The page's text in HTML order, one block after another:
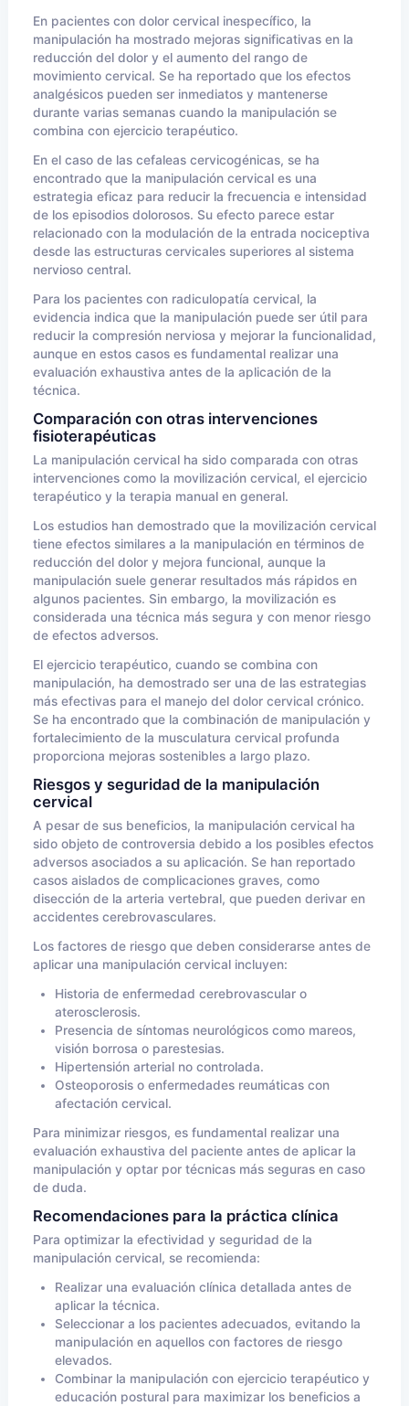
En pacientes con dolor cervical inespecífico, la
manipulación ha mostrado mejoras significativas en la
reducción del dolor y el aumento del rango de
movimiento cervical. Se ha reportado que los efectos
analgésicos pueden ser inmediatos y mantenerse
durante varias semanas cuando la manipulación se
combina con ejercicio terapéutico.
En el caso de las cefaleas cervicogénicas, se ha
encontrado que la manipulación cervical es una
estrategia eficaz para reducir la frecuencia e intensidad
de los episodios dolorosos. Su efecto parece estar
relacionado con la modulación de la entrada nociceptiva
desde las estructuras cervicales superiores al sistema
nervioso central.
Para los pacientes con radiculopatía cervical, la
evidencia indica que la manipulación puede ser útil para
reducir la compresión nerviosa y mejorar la funcionalidad,
aunque en estos casos es fundamental realizar una
evaluación exhaustiva antes de la aplicación de la
técnica.
Comparación con otras intervenciones
fisioterapéuticas
La manipulación cervical ha sido comparada con otras
intervenciones como la movilización cervical, el ejercicio
terapéutico y la terapia manual en general.
Los estudios han demostrado que la movilización cervical
tiene efectos similares a la manipulación en términos de
reducción del dolor y mejora funcional, aunque la
manipulación suele generar resultados más rápidos en
algunos pacientes. Sin embargo, la movilización es
considerada una técnica más segura y con menor riesgo
de efectos adversos.
El ejercicio terapéutico, cuando se combina con
manipulación, ha demostrado ser una de las estrategias
más efectivas para el manejo del dolor cervical crónico.
Se ha encontrado que la combinación de manipulación y
fortalecimiento de la musculatura cervical profunda
proporciona mejoras sostenibles a largo plazo.
Riesgos y seguridad de la manipulación
cervical
A pesar de sus beneficios, la manipulación cervical ha
sido objeto de controversia debido a los posibles efectos
adversos asociados a su aplicación. Se han reportado
casos aislados de complicaciones graves, como
disección de la arteria vertebral, que pueden derivar en
accidentes cerebrovasculares.
Los factores de riesgo que deben considerarse antes de
aplicar una manipulación cervical incluyen:
Historia de enfermedad cerebrovascular o
aterosclerosis.
Presencia de síntomas neurológicos como mareos,
visión borrosa o parestesias.
Hipertensión arterial no controlada.
Osteoporosis o enfermedades reumáticas con
afectación cervical.
Para minimizar riesgos, es fundamental realizar una
evaluación exhaustiva del paciente antes de aplicar la
manipulación y optar por técnicas más seguras en caso
de duda.
Recomendaciones para la práctica clínica
Para optimizar la efectividad y seguridad de la
manipulación cervical, se recomienda:
Realizar una evaluación clínica detallada antes de
aplicar la técnica.
Seleccionar a los pacientes adecuados, evitando la
manipulación en aquellos con factores de riesgo
elevados.
Combinar la manipulación con ejercicio terapéutico y
educación postural para maximizar los beneficios a